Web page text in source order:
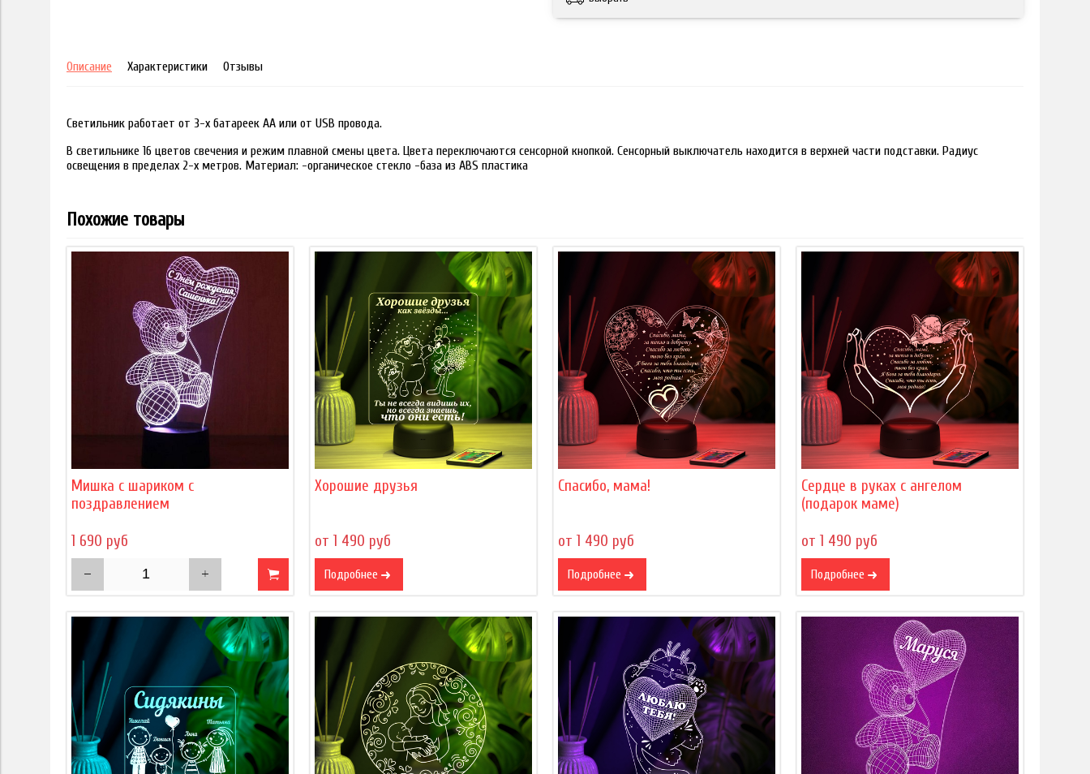
Описание Характеристики Отзывы
Светильник работает от 3-х батареек АА или от USB провода.
В светильнике 16 цветов свечения и режим плавной смены цвета. Цвета переключаются сенсорной кнопкой. Сенсорный выключатель находится в верхней части подставки. Радиус
освещения в пределах 2-х метров. Материал: -органическое стекло -база из ABS пластика
Похожие товары
Мишка с шариком с
поздравлением
1 690 руб
Хорошие друзья
от 1 490 руб
Подробнее
Спасибо, мама!
от 1 490 руб
Подробнее
Сердце в руках с ангелом
(подарок маме)
от 1 490 руб
Подробнее